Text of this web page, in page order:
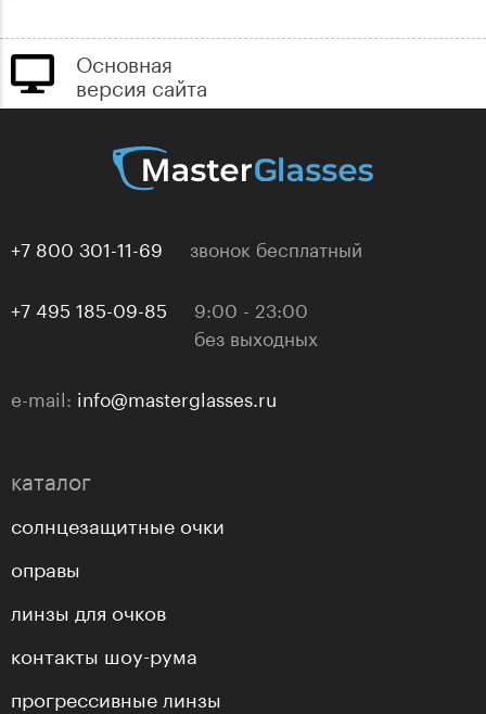
Основная
версия сайта
+7 800 301-11-69 звонок бесплатный
+7 495 185-09-85
9:00 - 23:00
без выходных
e-mail: info@masterglasses.ru
каталог
солнцезащитные очки
оправы
линзы для очков
контакты шоу-рума
прогрессивные линзы